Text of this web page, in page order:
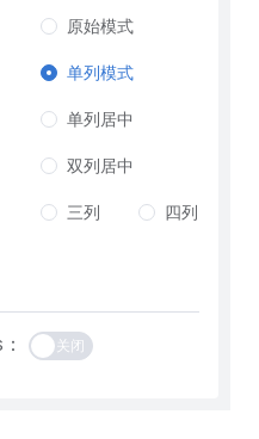
原始模式
单列模式
单列居中
双列居中
三列 四列
关闭